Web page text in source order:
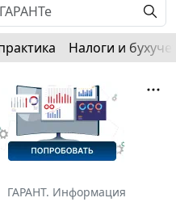
Налоги и
ГАРАНТ. Информация